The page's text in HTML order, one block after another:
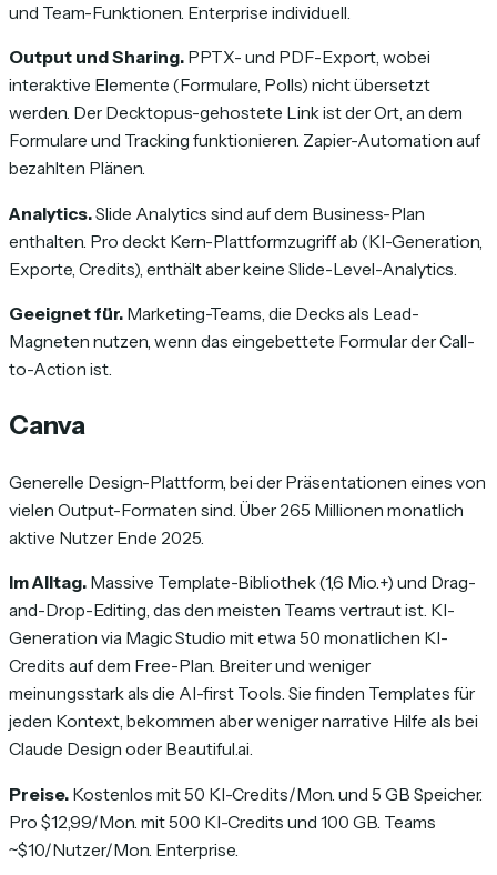
und Team-Funktionen. Enterprise individuell.
Output und Sharing. PPTX- und PDF-Export, wobei
interaktive Elemente (Formulare, Polls) nicht übersetzt
werden. Der Decktopus-gehostete Link ist der Ort, an dem
Formulare und Tracking funktionieren. Zapier-Automation auf
bezahlten Plänen.
Analytics.Slide Analytics sind auf dem Business-Plan
enthalten. Pro deckt Kern-Plattformzugriff ab (KI-Generation,
Exporte, Credits), enthält aber keine Slide-Level-Analytics.
Geeignet für. Marketing-Teams, die Decks als Lead-
Magneten nutzen, wenn das eingebettete Formular der Call-
to-Action ist.
Canva
Generelle Design-Plattform, bei der Präsentationen eines von
vielen Output-Formaten sind. Über 265 Millionen monatlich
aktive Nutzer Ende 2025.
Im Alltag. Massive Template-Bibliothek (1,6 Mio.+) und Drag-
and-Drop-Editing, das den meisten Teams vertraut ist. KI-
Generation via Magic Studio mit etwa 50 monatlichen KI-
Credits auf dem Free-Plan. Breiter und weniger
meinungsstark als die AI-first Tools. Sie finden Templates für
jeden Kontext, bekommen aber weniger narrative Hilfe als bei
Claude Design oder Beautiful.ai.
Preise. Kostenlos mit 50 KI-Credits/Mon. und 5 GB Speicher.
Pro $12,99/Mon. mit 500 KI-Credits und 100 GB. Teams
~$10/Nutzer/Mon. Enterprise.